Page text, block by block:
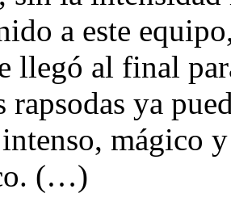
a este
llegó al final
rapsodas ya
mágico
(…)